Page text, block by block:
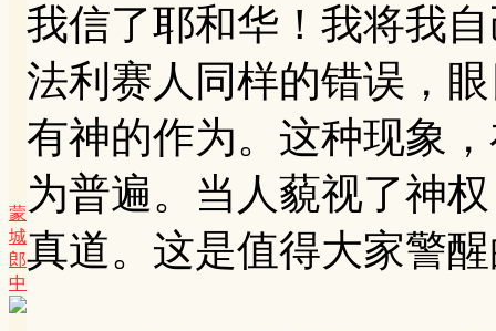
蒙
城
郎
中
我信了耶和华！我将我
法利赛人同样的错误，
有神的作为。这种现象
为普遍。当人藐视了神
真道。这是值得大家警